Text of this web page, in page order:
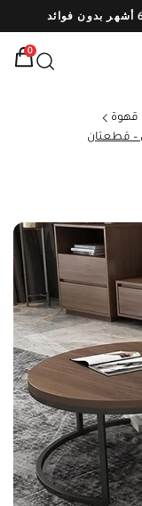
0
قهوة
– قطعتان